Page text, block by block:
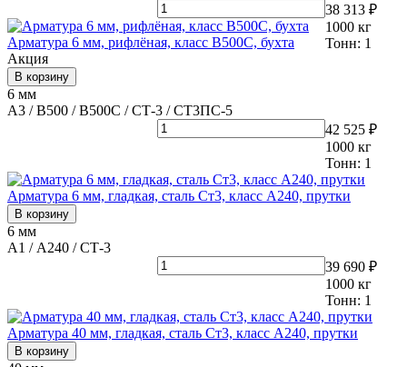
38 313 ₽
1000 кг
Тонн: 1
Арматура 6 мм, рифлёная, класс В500С, бухта
Акция
В корзину
6 мм
А3 / В500 / В500С / СТ-3 / СТ3ПС-5
42 525 ₽
1000 кг
Тонн: 1
Арматура 6 мм, гладкая, сталь Ст3, класс А240, прутки
В корзину
6 мм
А1 / А240 / СТ-3
39 690 ₽
1000 кг
Тонн: 1
Арматура 40 мм, гладкая, сталь Ст3, класс А240, прутки
В корзину